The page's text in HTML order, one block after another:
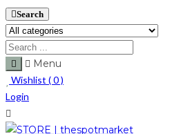
Search
Menu
Wishlist (0)
Login